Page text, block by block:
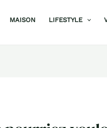
MAISON LIFESTYLE